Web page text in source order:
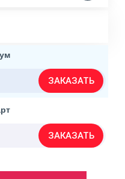
ЗАКАЗАТЬ
ЗАКАЗАТЬ